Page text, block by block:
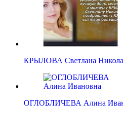
КРЫЛОВА Светлана
ОГЛОБЛИЧЕВА Алина